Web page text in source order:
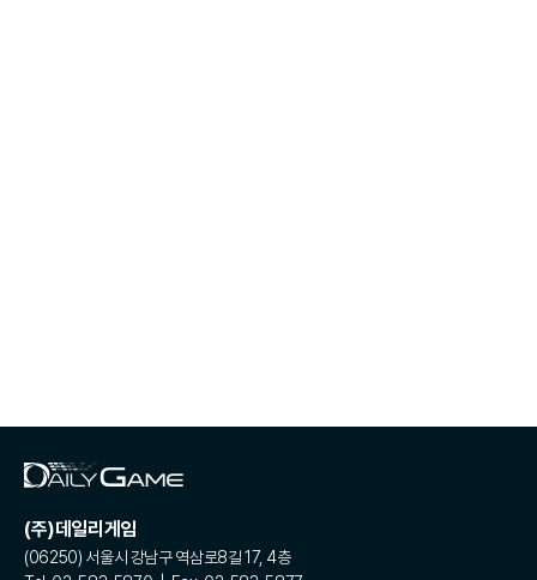
(주)데일리게임
(06250) 서울시 강남구 역삼로8길 17, 4층